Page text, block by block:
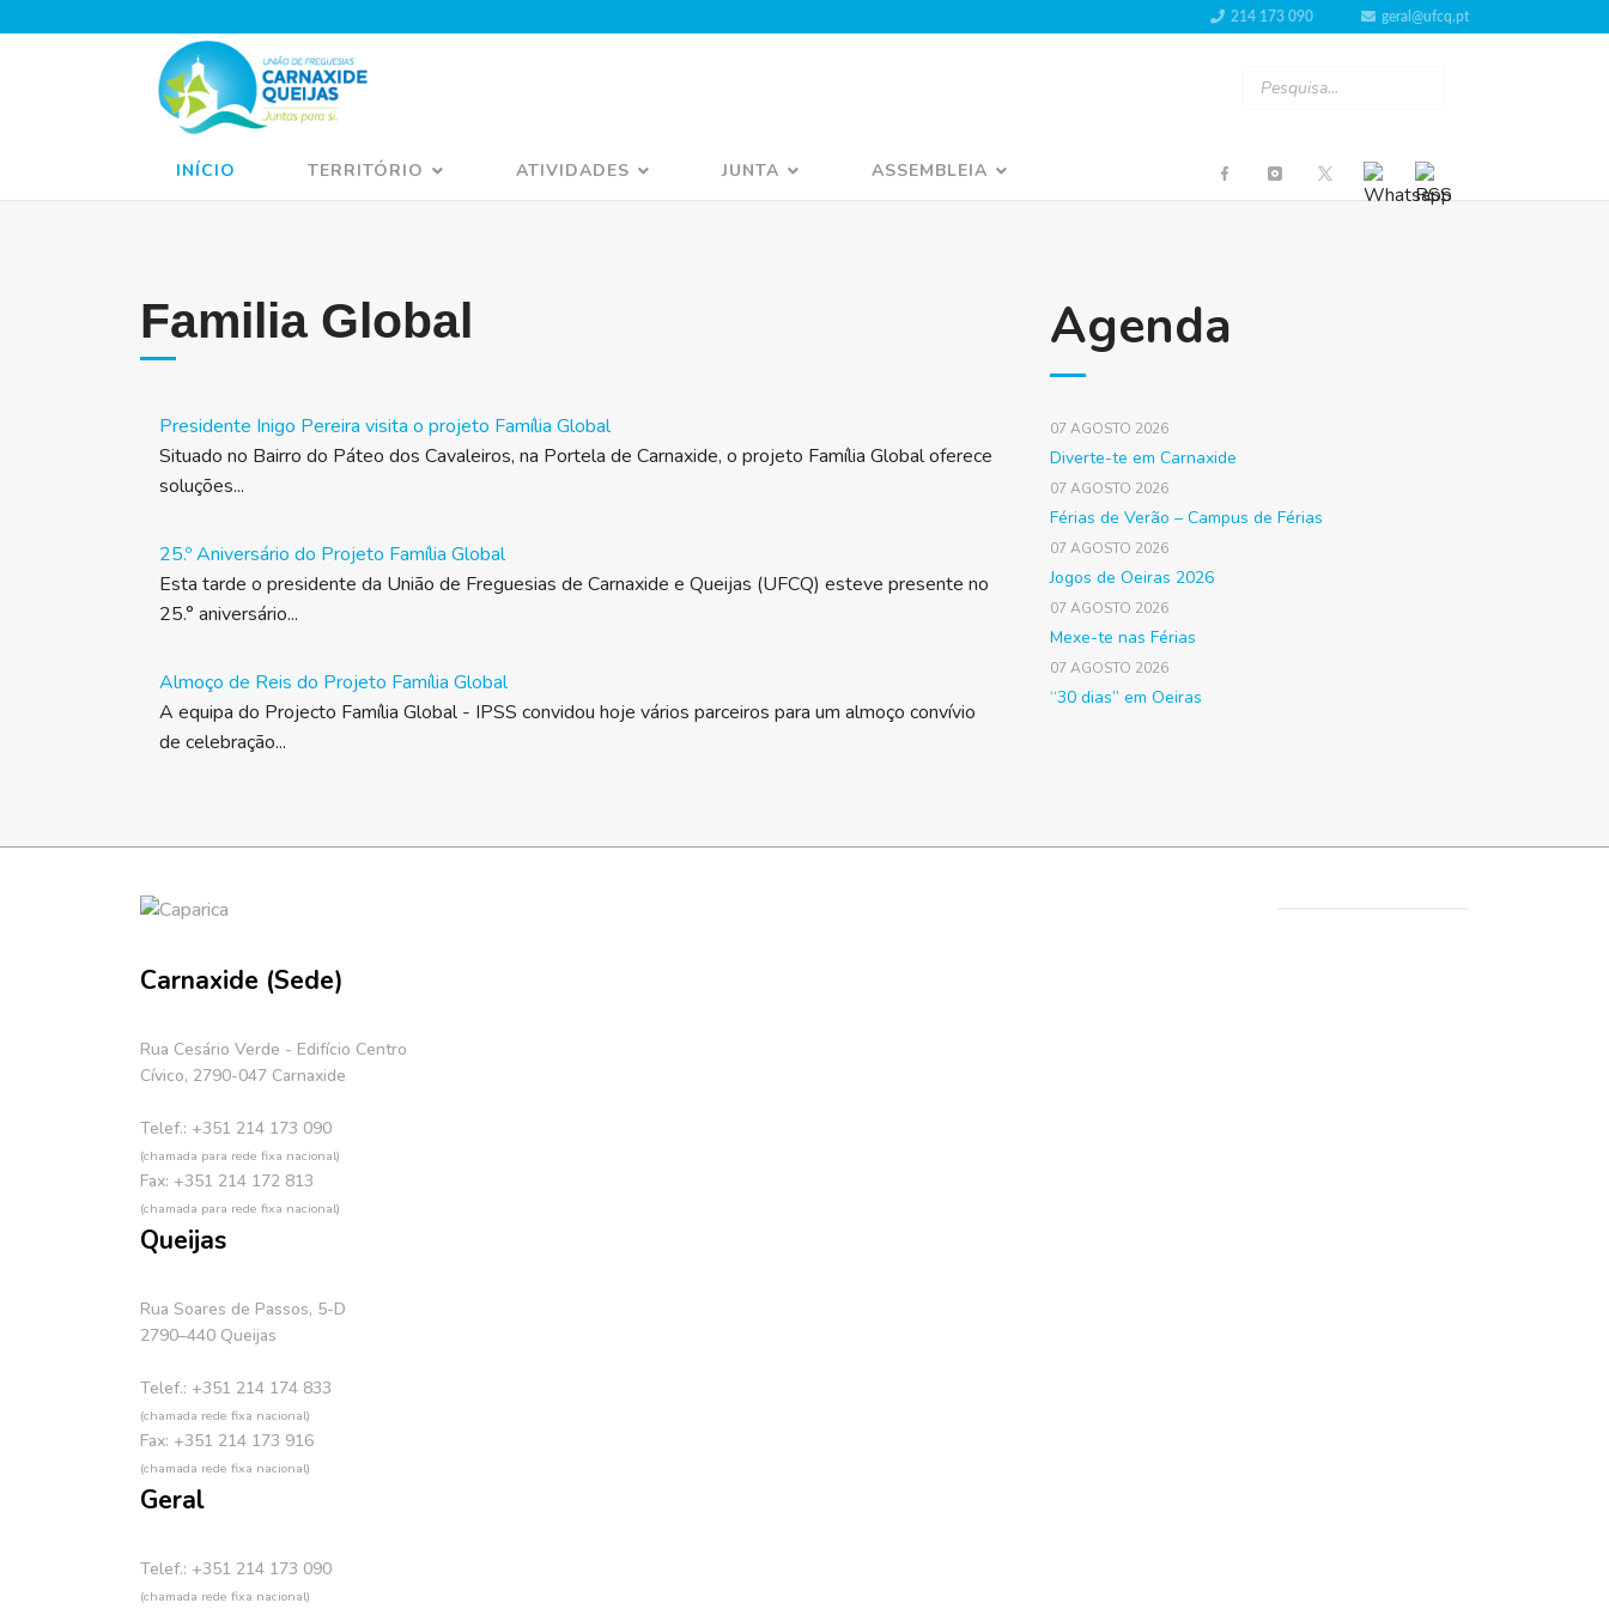
214 173 090 geral@ufcq.pt
INÍCIO TERRITÓRIO ATIVIDADES JUNTA ASSEMBLEIA
Familia Global
Presidente Inigo Pereira visita o projeto Família Global
Situado no Bairro do Páteo dos Cavaleiros, na Portela de Carnaxide, o projeto Família Global oferece
soluções...
25.º Aniversário do Projeto Família Global
Esta tarde o presidente da União de Freguesias de Carnaxide e Queijas (UFCQ) esteve presente no
25.° aniversário...
Almoço de Reis do Projeto Família Global
A equipa do Projecto Família Global - IPSS convidou hoje vários parceiros para um almoço convívio
de celebração...
Agenda
07 AGOSTO 2026
Diverte-te em Carnaxide
07 AGOSTO 2026
Férias de Verão – Campus de Férias
07 AGOSTO 2026
Jogos de Oeiras 2026
07 AGOSTO 2026
Mexe-te nas Férias
07 AGOSTO 2026
“30 dias” em Oeiras
Carnaxide (Sede)
Rua Cesário Verde - Edifício Centro
Cívico, 2790-047 Carnaxide
Telef.: +351 214 173 090
(chamada para rede fixa nacional)
Fax: +351 214 172 813
(chamada para rede fixa nacional)
Queijas
Rua Soares de Passos, 5-D
2790–440 Queijas
Telef.: +351 214 174 833
(chamada rede fixa nacional)
Fax: +351 214 173 916
(chamada rede fixa nacional)
Geral
Telef.: +351 214 173 090
(chamada rede fixa nacional)